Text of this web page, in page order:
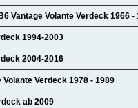
Vantage Volante Verdeck 1966 -
1994-2003
2004-2016
Verdeck 1978 - 1989
ab 2009